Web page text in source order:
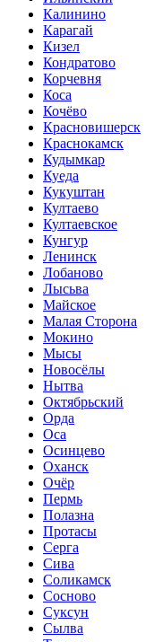
Калинино
Карагай
Кизел
Кондратово
Корчевня
Коса
Кочёво
Красновишерск
Краснокамск
Кудымкар
Куеда
Кукуштан
Култаево
Култаевское
Кунгур
Ленинск
Лобаново
Лысьва
Майское
Малая Сторона
Мокино
Мысы
Новосёлы
Нытва
Октябрьский
Орда
Оса
Осинцево
Оханск
Очёр
Пермь
Полазна
Протасы
Серга
Сива
Соликамск
Сосново
Суксун
Сылва